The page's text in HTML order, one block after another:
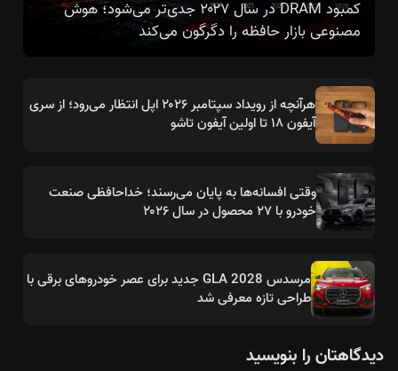
کمبود DRAM در سال ۲۰۲۷ جدی‌تر می‌شود؛ هوش
مصنوعی بازار حافظه را دگرگون می‌کند
هرآنچه از رویداد سپتامبر ۲۰۲۶ اپل انتظار می‌رود؛ از سری
آیفون ۱۸ تا اولین آیفون تاشو
وقتی افسانه‌ها به پایان می‌رسند؛ خداحافظی صنعت
خودرو با ۲۷ محصول در سال ۲۰۲۶
مرسدس GLA 2028 جدید برای عصر خودروهای برقی با
طراحی تازه معرفی شد
دیدگاهتان را بنویسید